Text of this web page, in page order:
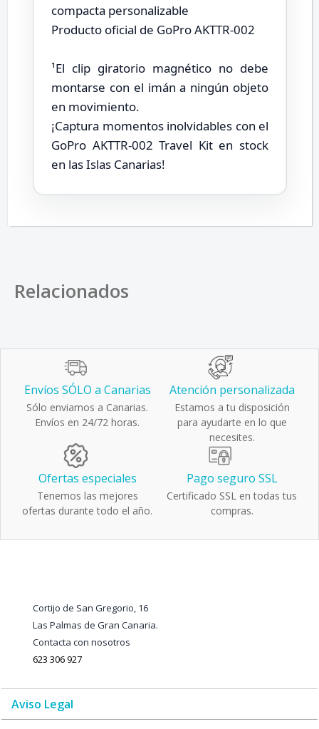
compacta personalizable
Producto oficial de GoPro AKTTR-002
¹El clip giratorio magnético no debe
montarse con el imán a ningún objeto
en movimiento.
¡Captura momentos inolvidables con el
GoPro AKTTR-002 Travel Kit en stock
en las Islas Canarias!
Relacionados
Envíos SÓLO a Canarias
Sólo enviamos a Canarias.
Envíos en 24/72 horas.
Atención personalizada
Estamos a tu disposición
para ayudarte en lo que
necesites.
Ofertas especiales
Tenemos las mejores
ofertas durante todo el año.
Pago seguro SSL
Certificado SSL en todas tus
compras.
Cortijo de San Gregorio, 16
Las Palmas de Gran Canaria.
Contacta con nosotros
623 306 927
Aviso Legal